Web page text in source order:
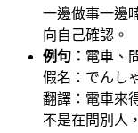
一邊做事一邊
向自己確認。
例句： 電車、
假名：でんし
翻譯：電車
不是在問別人